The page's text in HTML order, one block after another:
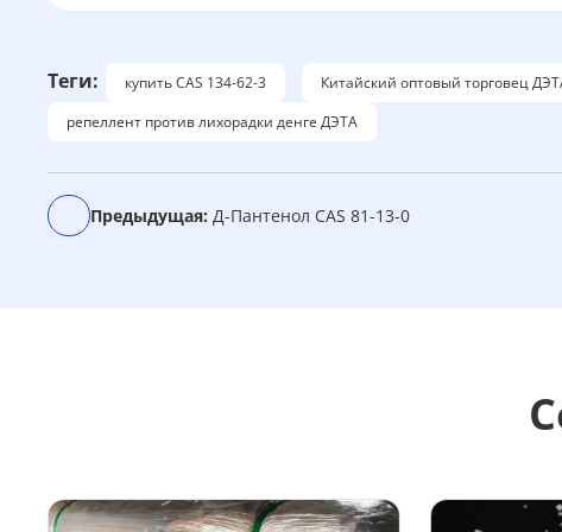
е
н
и
Теги: купить CAS 134-62-3 Китайский оптовый торговец
репеллент против лихорадки денге ДЭТА
Предыдущая: Д-Пантенол CAS 81-13-0